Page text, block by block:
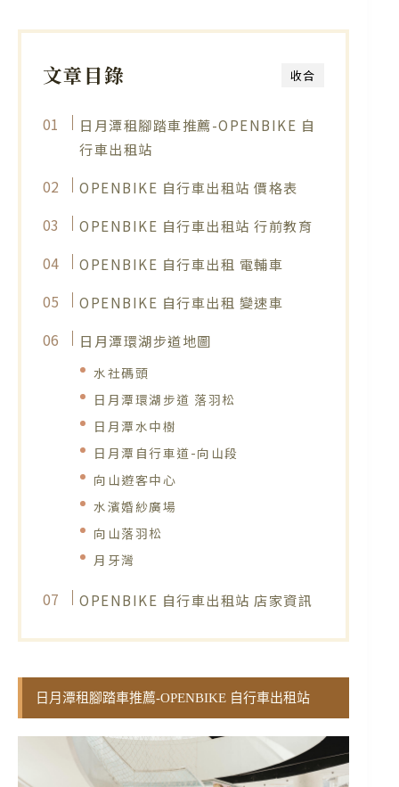
收合
文章目錄
日月潭租腳踏車推薦-OPENBIKE 自
行車出租站
OPENBIKE 自行車出租站 價格表
OPENBIKE 自行車出租站 行前教育
OPENBIKE 自行車出租 電輔車
OPENBIKE 自行車出租 變速車
日月潭環湖步道地圖
水社碼頭
日月潭環湖步道 落羽松
日月潭水中樹
日月潭自行車道-向山段
向山遊客中心
水濱婚紗廣場
向山落羽松
月牙灣
OPENBIKE 自行車出租站 店家資訊
日月潭租腳踏車推薦-OPENBIKE 自行車出租站